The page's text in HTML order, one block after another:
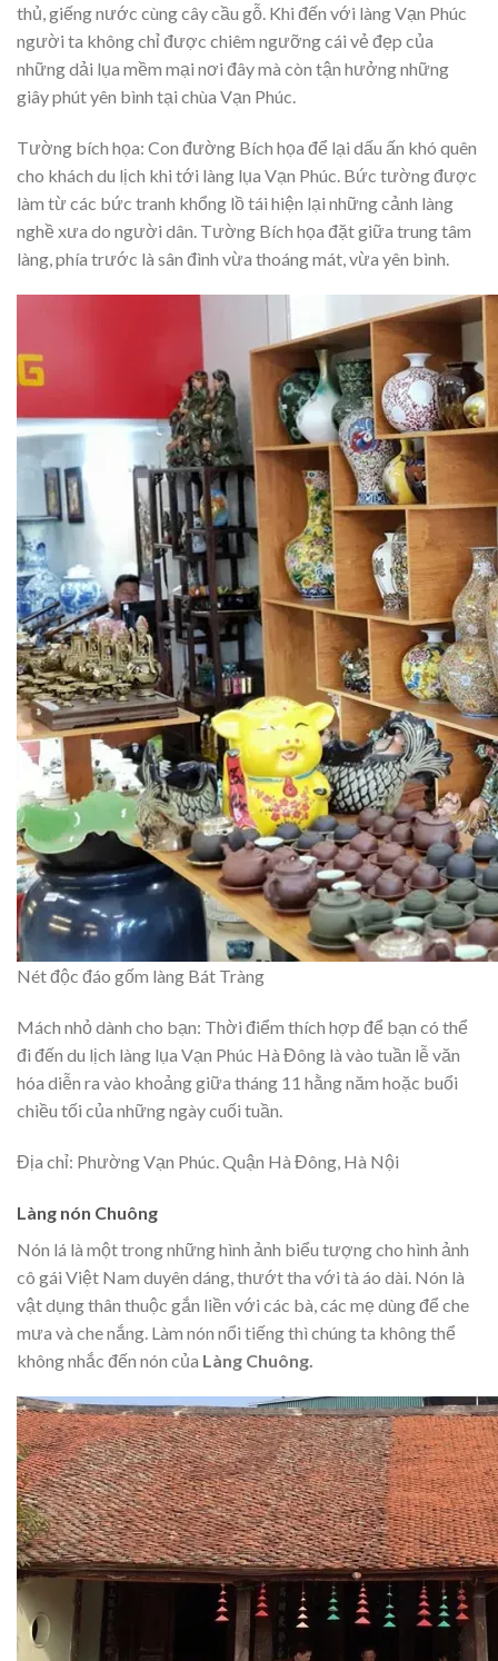
thủ, giếng nước cùng cây cầu gỗ. Khi đến với làng Vạn Phúc
người ta không chỉ được chiêm ngưỡng cái vẻ đẹp của
những dải lụa mềm mại nơi đây mà còn tận hưởng những
giây phút yên bình tại chùa Vạn Phúc.
Tường bích họa: Con đường Bích họa để lại dấu ấn khó quên
cho khách du lịch khi tới làng lụa Vạn Phúc. Bức tường được
làm từ các bức tranh khổng lồ tái hiện lại những cảnh làng
nghề xưa do người dân. Tường Bích họa đặt giữa trung tâm
làng, phía trước là sân đình vừa thoáng mát, vừa yên bình.
Nét độc đáo gốm làng Bát Tràng
Mách nhỏ dành cho bạn: Thời điểm thích hợp để bạn có thể
đi đến du lịch làng lụa Vạn Phúc Hà Đông là vào tuần lễ văn
hóa diễn ra vào khoảng giữa tháng 11 hằng năm hoặc buổi
chiều tối của những ngày cuối tuần.
Địa chỉ: Phường Vạn Phúc. Quận Hà Đông, Hà Nội
Làng nón Chuông
Nón lá là một trong những hình ảnh biểu tượng cho hình ảnh
cô gái Việt Nam duyên dáng, thướt tha với tà áo dài. Nón là
vật dụng thân thuộc gắn liền với các bà, các mẹ dùng để che
mưa và che nắng. Làm nón nổi tiếng thì chúng ta không thể
không nhắc đến nón của Làng Chuông.